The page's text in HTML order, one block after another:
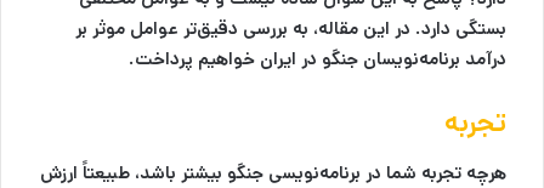
بستگی دارد. در این مقاله، به بررسی دقیق‌تر عوامل موثر بر
درآمد برنامه‌نویسان جنگو در ایران خواهیم پرداخت.
تجربه
هرچه تجربه شما در برنامه‌نویسی جنگو بیشتر باشد، طبیعتاً ارزش